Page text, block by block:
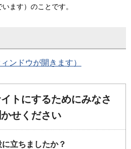
ます）のことです。
ンドウが開きます）
トにするためにみなさ
せください
立ちましたか？